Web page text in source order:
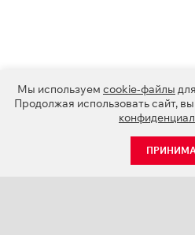
Мы используем cookie-файлы
Продолжая использовать сайт,